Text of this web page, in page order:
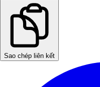
Sao chép liên kết